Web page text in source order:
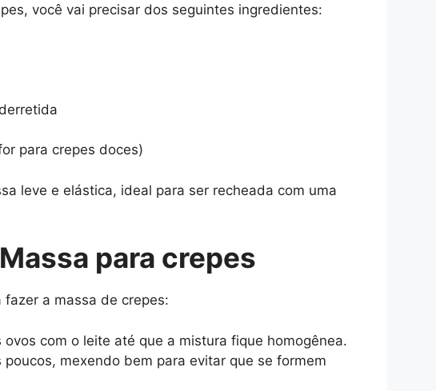
você vai precisar dos seguintes ingredientes:
para crepes doces)
leve e elástica, ideal para ser recheada com uma
Massa para crepes
a massa de crepes:
com o leite até que a mistura fique homogênea.
mexendo bem para evitar que se formem